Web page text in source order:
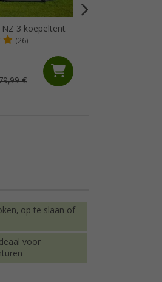
NZ 3 koepeltent
(26)
€
op te slaan of
voor